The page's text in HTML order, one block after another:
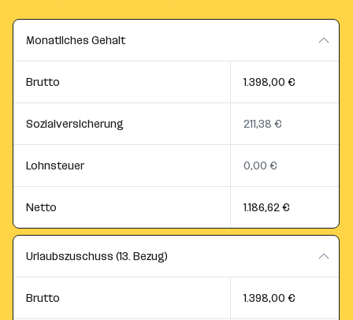
Monatliches Gehalt
Brutto 1.398,00 €
Sozialversicherung 211,38 €
Lohnsteuer 0,00 €
Netto 1.186,62 €
Urlaubszuschuss (13. Bezug)
Brutto 1.398,00 €